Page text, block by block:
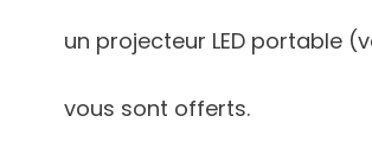
un projecteur LED portable
vous sont offerts.